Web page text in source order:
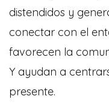
distendidos y
conectar con el
favorecen la
Y ayudan a
presente.